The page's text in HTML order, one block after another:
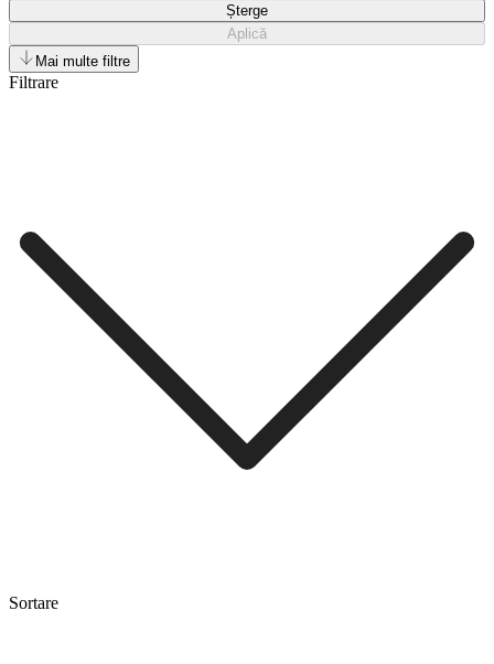
Șterge
Aplică
Mai multe filtre
Filtrare
Sortare